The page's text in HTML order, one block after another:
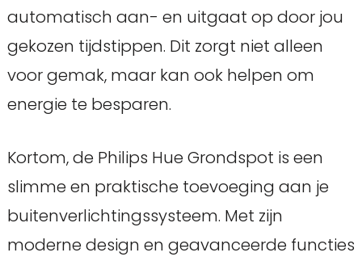
automatisch aan- en uitgaat op door jou
gekozen tijdstippen. Dit zorgt niet alleen
voor gemak, maar kan ook helpen om
energie te besparen.
Kortom, de Philips Hue Grondspot is een
slimme en praktische toevoeging aan je
buitenverlichtingssysteem. Met zijn
moderne design en geavanceerde functies